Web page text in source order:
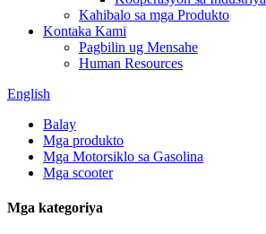
Kahibalo sa mga Produkto
Kontaka Kami
Pagbilin ug Mensahe
Human Resources
English
Balay
Mga produkto
Mga Motorsiklo sa Gasolina
Mga scooter
Mga kategoriya